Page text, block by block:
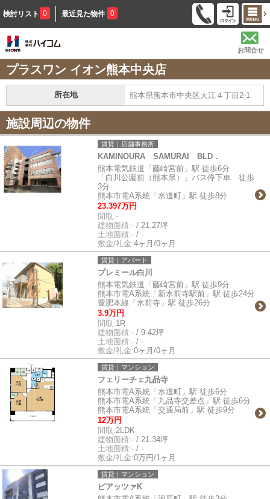
検討リスト 0 最近見た物件 0
お問合せ
プラスワン イオン熊本中央店
所在地 熊本県熊本市中央区大江４丁目2-1
施設周辺の物件
賃貸｜店舗事務所
KAMINOURA SAMURAI BLD．
熊本電気鉄道「藤崎宮前」駅 徒歩6分
「白川公園前（熊本県）」バス停下車 徒歩
3分
熊本市電A系統「水道町」駅 徒歩8分
23.397万円
間取:-
建物面積:- / 21.27坪
土地面積:- / -
敷金/礼金:4ヶ月/0ヶ月
賃貸｜アパート
プレミール白川
熊本電気鉄道「藤崎宮前」駅 徒歩9分
熊本市電A系統「新水前寺駅前」駅 徒歩24分
豊肥本線「水前寺」駅 徒歩26分
3.9万円
間取:1R
建物面積:- / 9.42坪
土地面積:- / -
敷金/礼金:0ヶ月/0ヶ月
賃貸｜マンション
フェリーチェ九品寺
熊本市電A系統「水道町」駅 徒歩6分
熊本市電A系統「九品寺交差点」駅 徒歩6分
熊本市電A系統「交通局前」駅 徒歩9分
12万円
間取:2LDK
建物面積:- / 21.34坪
土地面積:- / -
敷金/礼金:0万円/1ヶ月
賃貸｜マンション
ピアッツァK